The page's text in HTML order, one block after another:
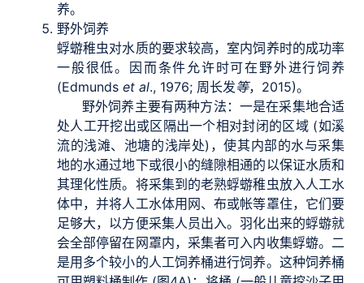
养。
野外饲养
蜉蝣稚虫对水质的要求较高，室内饲养时的成功率
一般很低。因而条件允许时可在野外进行饲养
(Edmunds et al., 1976; 周长发等，2015)。
野外饲养主要有两种方法：一是在采集地合适
处人工开挖出或区隔出一个相对封闭的区域 (如溪
流的浅滩、池塘的浅岸处)，使其内部的水与采集
地的水通过地下或很小的缝隙相通的以保证水质和
其理化性质。将采集到的老熟蜉蝣稚虫放入人工水
体中，并将人工水体用网、布或帐等罩住，它们要
足够大，以方便采集人员出入。羽化出来的蜉蝣就
会全部停留在网罩内，采集者可入内收集蜉蝣。二
是用多个较小的人工饲养桶进行饲养。这种饲养桶